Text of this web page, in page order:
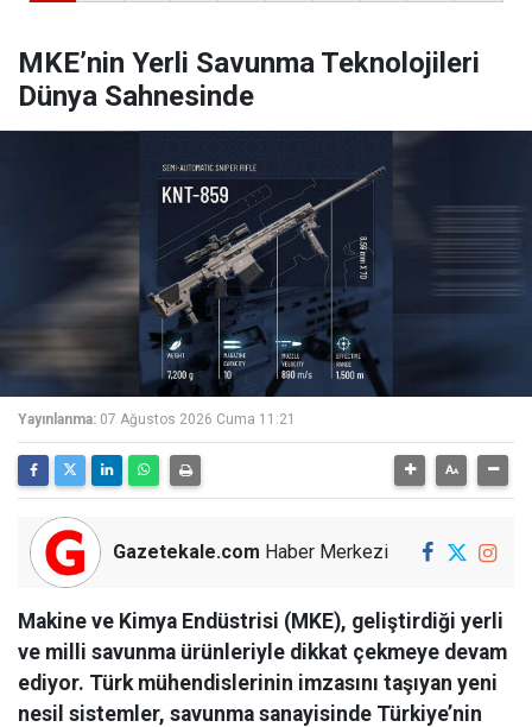
MKE’nin Yerli Savunma Teknolojileri
Dünya Sahnesinde
Yayınlanma: 07 Ağustos 2026 Cuma 11:21
Gazetekale.com Haber Merkezi
Makine ve Kimya Endüstrisi (MKE), geliştirdiği yerli
ve milli savunma ürünleriyle dikkat çekmeye devam
ediyor. Türk mühendislerinin imzasını taşıyan yeni
nesil sistemler, savunma sanayisinde Türkiye’nin